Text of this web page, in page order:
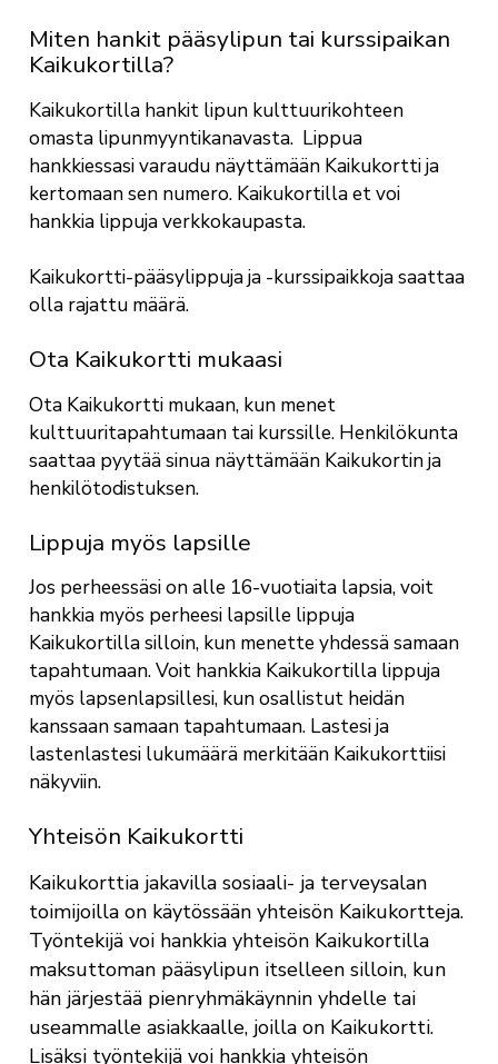
Miten hankit pääsylipun tai kurssipaikan
Kaikukortilla?
Kaikukortilla hankit lipun kulttuurikohteen
omasta lipunmyyntikanavasta. Lippua
hankkiessasi varaudu näyttämään Kaikukortti ja
kertomaan sen numero. Kaikukortilla et voi
hankkia lippuja verkkokaupasta.
Kaikukortti-pääsylippuja ja -kurssipaikkoja saattaa
olla rajattu määrä.
Ota Kaikukortti mukaasi
Ota Kaikukortti mukaan, kun menet
kulttuuritapahtumaan tai kurssille. Henkilökunta
saattaa pyytää sinua näyttämään Kaikukortin ja
henkilötodistuksen.
Lippuja myös lapsille
Jos perheessäsi on alle 16-vuotiaita lapsia, voit
hankkia myös perheesi lapsille lippuja
Kaikukortilla silloin, kun menette yhdessä samaan
tapahtumaan. Voit hankkia Kaikukortilla lippuja
myös lapsenlapsillesi, kun osallistut heidän
kanssaan samaan tapahtumaan. Lastesi ja
lastenlastesi lukumäärä merkitään Kaikukorttiisi
näkyviin.
Yhteisön Kaikukortti
Kaikukorttia jakavilla sosiaali- ja terveysalan
toimijoilla on käytössään yhteisön Kaikukortteja.
Työntekijä voi hankkia yhteisön Kaikukortilla
maksuttoman pääsylipun itselleen silloin, kun
hän järjestää pienryhmäkäynnin yhdelle tai
useammalle asiakkaalle, joilla on Kaikukortti.
Lisäksi työntekijä voi hankkia yhteisön